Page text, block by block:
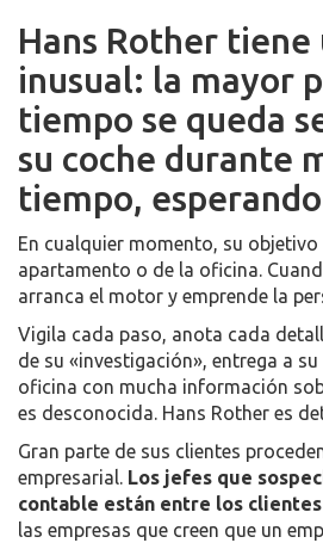
Hans Rother
inusual: la mayor
tiempo se queda
su coche durante
tiempo,
En cualquier momento, su
apartamento o de la oficina.
arranca el motor y emprende la
Vigila cada paso, anota cada
de su «investigación», entrega a
oficina con mucha información
es desconocida. Hans Rother es
Gran parte de sus clientes
empresarial. Los jefes que
contable están entre los
las empresas que creen que un